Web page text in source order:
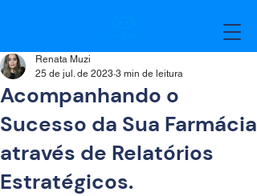
Acompanhando o
Sucesso da Sua Farmácia
através de Relatórios
Estratégicos.
Renata Muzi
25 de jul. de 2023 3 min de leitura